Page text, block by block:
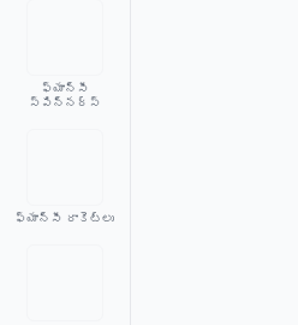
ఫ్యాన్సీ
స్పిన్నర్స్
ఫ్యాన్సీ రాకెట్లు